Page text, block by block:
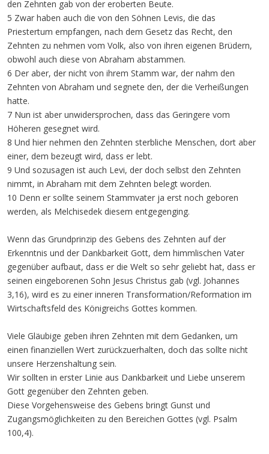
den Zehnten gab von der eroberten Beute.
5 Zwar haben auch die von den Söhnen Levis, die das
Priestertum empfangen, nach dem Gesetz das Recht, den
Zehnten zu nehmen vom Volk, also von ihren eigenen Brüdern,
obwohl auch diese von Abraham abstammen.
6 Der aber, der nicht von ihrem Stamm war, der nahm den
Zehnten von Abraham und segnete den, der die Verheißungen
hatte.
7 Nun ist aber unwidersprochen, dass das Geringere vom
Höheren gesegnet wird.
8 Und hier nehmen den Zehnten sterbliche Menschen, dort aber
einer, dem bezeugt wird, dass er lebt.
9 Und sozusagen ist auch Levi, der doch selbst den Zehnten
nimmt, in Abraham mit dem Zehnten belegt worden.
10 Denn er sollte seinem Stammvater ja erst noch geboren
werden, als Melchisedek diesem entgegenging.
Wenn das Grundprinzip des Gebens des Zehnten auf der
Erkenntnis und der Dankbarkeit Gott, dem himmlischen Vater
gegenüber aufbaut, dass er die Welt so sehr geliebt hat, dass er
seinen eingeborenen Sohn Jesus Christus gab (vgl. Johannes
3,16), wird es zu einer inneren Transformation/Reformation im
Wirtschaftsfeld des Königreichs Gottes kommen.
Viele Gläubige geben ihren Zehnten mit dem Gedanken, um
einen finanziellen Wert zurückzuerhalten, doch das sollte nicht
unsere Herzenshaltung sein.
Wir sollten in erster Linie aus Dankbarkeit und Liebe unserem
Gott gegenüber den Zehnten geben.
Diese Vorgehensweise des Gebens bringt Gunst und
Zugangsmöglichkeiten zu den Bereichen Gottes (vgl. Psalm
100,4).